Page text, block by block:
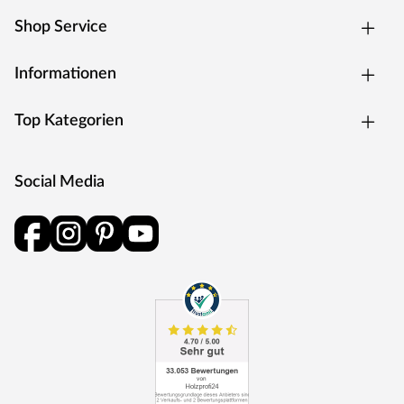
Korksektor zurück und ist heute die weltweit führende
Natürliches Wohlbefinden für Menschen in Räumen, in
denen Leben und Interaktion im Mittelpunkt stehen.
komfortabel, elastisch, stoßfest, recycelbar,
wärmedämmend – dank langer Erfahrung, cleverer Ideen
und modernster Technologie.
Shop Service
Informationen
Top Kategorien
Social Media